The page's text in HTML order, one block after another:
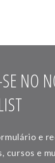
NO
e
cursos e